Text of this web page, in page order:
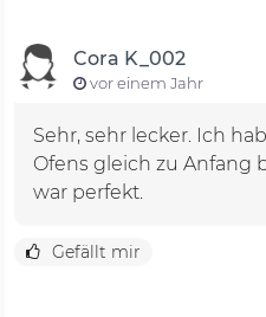
Cora K_002
vor einem Jahr
Sehr, sehr lecker. Ich
Ofens gleich zu Anfang
war perfekt.
Gefällt mir